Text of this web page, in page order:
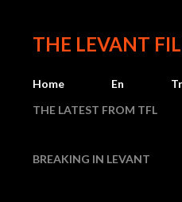
THE LEVANT
Home En Tr
THE LATEST FROM TFL
BREAKING IN LEVANT